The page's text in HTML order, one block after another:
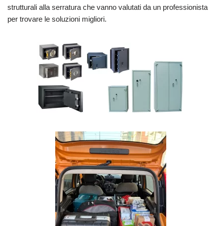
strutturali alla serratura che vanno valutati da un professionista
per trovare le soluzioni migliori.